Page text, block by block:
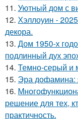
11. Уютный дом с
12. Хэллоуин -
декора.
13. Дом 1950-х
подлинный дух
14. Темно-серый и
15. Эра дофамина:
16.
решение для тех,
практичность.